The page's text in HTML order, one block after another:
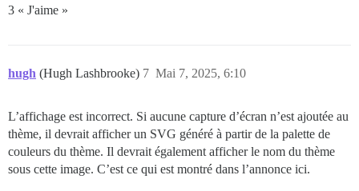
3 « J'aime »
hugh (Hugh Lashbrooke) Mai 7, 2025, 6:10
7
L’affichage est incorrect. Si aucune capture d’écran n’est ajoutée au
thème, il devrait afficher un SVG généré à partir de la palette de
couleurs du thème. Il devrait également afficher le nom du thème
sous cette image. C’est ce qui est montré dans l’annonce ici.